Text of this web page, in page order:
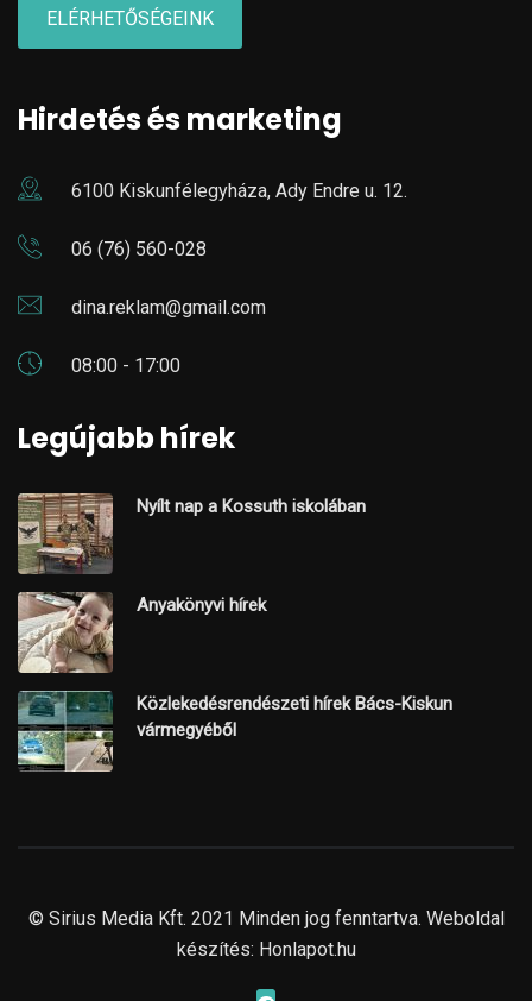
ELÉRHETŐSÉGEINK
Hirdetés és marketing
6100 Kiskunfélegyháza, Ady Endre u. 12.
06 (76) 560-028
dina.reklam@gmail.com
08:00 - 17:00
Legújabb hírek
Nyílt nap a Kossuth iskolában
Anyakönyvi hírek
Közlekedésrendészeti hírek Bács-Kiskun
vármegyéből
© Sirius Media Kft. 2021 Minden jog fenntartva. Weboldal
készítés: Honlapot.hu